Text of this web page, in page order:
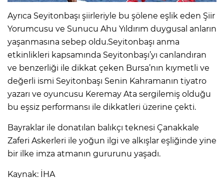
Ayrıca Seyitonbaşı şiirleriyle bu şölene eşlik eden Şiir
Yorumcusu ve Sunucu Ahu Yıldırım duygusal anların
yaşanmasına sebep oldu.Seyitonbaşı anma
etkinlikleri kapsamında Seyitonbaşı’yı canlandıran
ve benzerliği ile dikkat çeken Bursa’nın kıymetli ve
değerli ismi Seyitonbaşı Senin Kahramanın tiyatro
yazarı ve oyuncusu Keremay Ata sergilemiş olduğu
bu eşsiz performansı ile dikkatleri üzerine çekti.
Bayraklar ile donatılan balıkçı teknesi Çanakkale
Zaferi Askerleri ile yoğun ilgi ve alkışlar eşliğinde yine
bir ilke imza atmanın gururunu yaşadı.
Kaynak: İHA